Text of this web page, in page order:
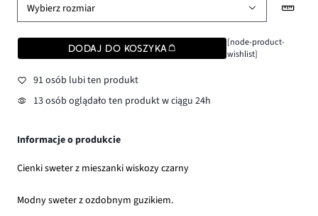
Wybierz rozmiar
DODAJ DO KOSZYKA
[node-product-
wishlist]
91 osób lubi ten produkt
13 osób oglądało ten produkt w ciągu 24h
Informacje o produkcie
Cienki sweter z mieszanki wiskozy czarny
Modny sweter z ozdobnym guzikiem.